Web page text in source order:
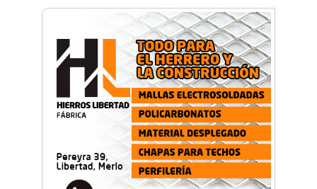
El Museo Nacional de Aeronáutica recordó la
Guerra de Malvinas con una visita guiada
Morón: Conocé los aviones que combatieron
en la Guerra de Malvinas
Cielos Abiertos: Morón fue sede del evento que
impulsa la inclusión de la mujer en la aviación
Festival aéreo: El cielo de General Rodríguez se
llenó de aviones